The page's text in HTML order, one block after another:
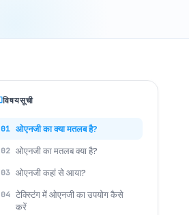
विषयसूची
01 ओएनजी का क्या मतलब है?
02 ओएनजी का मतलब क्या है?
03 ओएनजी कहां से आया?
04 टेक्स्टिंग में ओएनजी का उपयोग कैसे
करें